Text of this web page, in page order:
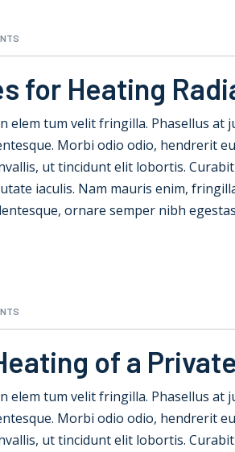
for Heating
elem tum velit fringilla. Phasellus at
Morbi odio odio, hendrerit
ut tincidunt elit lobortis.
iaculis. Nam mauris enim,
ornare semper nibh
of a
elem tum velit fringilla. Phasellus at
Morbi odio odio, hendrerit
ut tincidunt elit lobortis.